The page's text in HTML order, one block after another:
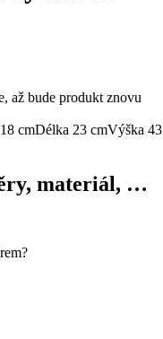
až bude produkt znovu
cmDélka 23 cmVýška 43
materiál, …